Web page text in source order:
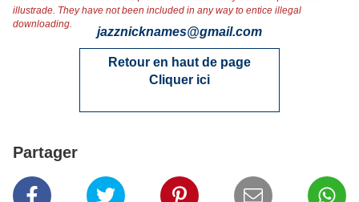
illustrade. They have not been included in any way to entice illegal
downloading.
jazznicknames@gmail.com
Retour en haut de page
Cliquer ici
Partager